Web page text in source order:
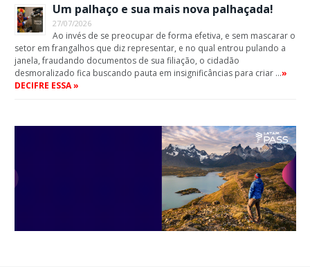
Um palhaço e sua mais nova palhaçada!
27/07/2026
Ao invés de se preocupar de forma efetiva, e sem mascarar o
setor em frangalhos que diz representar, e no qual entrou pulando a
janela, fraudando documentos de sua filiação, o cidadão
desmoralizado fica buscando pauta em insignificâncias para criar …»
DECIFRE ESSA »